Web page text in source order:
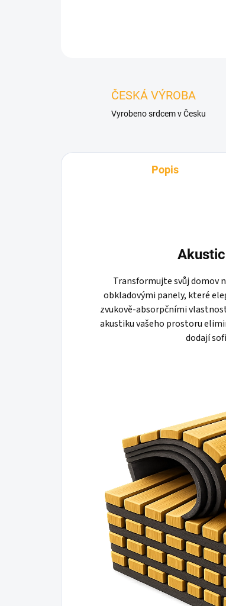
ČESKÁ VÝROBA
Vyrobeno srdcem v Česku
Popis
Transformujte svůj domov
obkladovými panely, které
zvukově-absorpčními
akustiku vašeho prostoru
dodají